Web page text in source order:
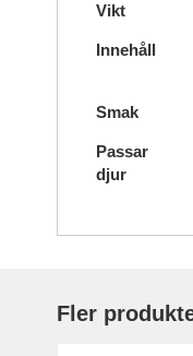
Vikt
Innehåll
Smak
Passar
djur
Fler